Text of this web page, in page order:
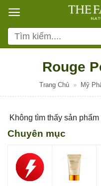
qua
nội
dung
Tìm
kiếm:
Rouge
Trang Chủ » Mỹ
Không tìm thấy sản
Chuyên mục